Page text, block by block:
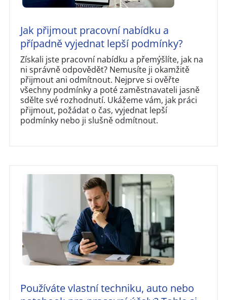
Jak přijmout pracovní nabídku a
případně vyjednat lepší podmínky?
Získali jste pracovní nabídku a přemýšlíte, jak na
ni správně odpovědět? Nemusíte ji okamžitě
přijmout ani odmítnout. Nejprve si ověřte
všechny podmínky a poté zaměstnavateli jasně
sdělte své rozhodnutí. Ukážeme vám, jak práci
přijmout, požádat o čas, vyjednat lepší
podmínky nebo ji slušně odmítnout.
Používáte vlastní techniku, auto nebo